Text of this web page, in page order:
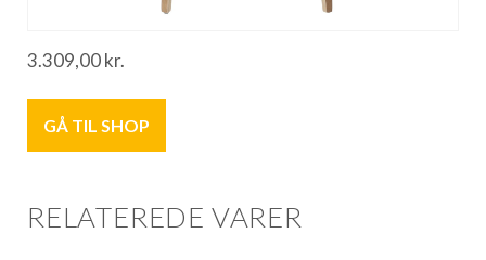
3.309,00kr.
GÅ TIL SHOP
RELATEREDE VARER